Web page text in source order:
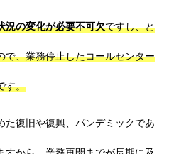
況の変化が必要不可欠ですし、と
で、業務停止したコールセンター
す。
た復旧や復興、パンデミックであ